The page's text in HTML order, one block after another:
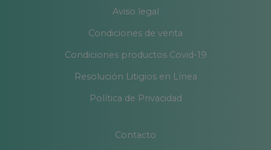
Aviso legal
Condiciones de venta
Condiciones productos Covid-19
Resolución Litigios en Línea
Política de Privacidad
Contacto